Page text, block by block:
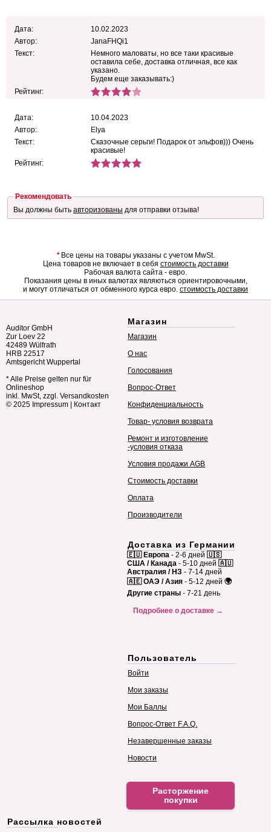
Дата:
10.02.2023
Автор:
JanaFHQi1
Текст:
Немного маловаты, но все таки красивые
оставила себе, доставка отличная, все как
указано.
Будем еще заказывать:)
Рейтинг:
Дата:
10.04.2023
Автор:
Elya
Текст:
Сказочные серьги! Подарок от эльфов))) Очень
красивые!
Рейтинг:
Рекомендовать
Вы должны быть авторизованы для отправки отзыва!
*Все цены на товары указаны с учетом MwSt.
Цена товаров не включает в себя стоимость доставки
Рабочая валюта сайта - евро.
Показания цены в иных валютах являються ориентировочными,
и могут отличаться от обменного курса евро. стоимость доставки
Auditor GmbH
Zur Loev 22
42489 Wülfrath
HRB 22517
Amtsgericht Wuppertal
* Alle Preise gelten nur für
Onlineshop
inkl. MwSt, zzgl. Versandkosten
© 2025 Impressum Контакт
Магазин
Магазин
О нас
Голосования
Вопрос-Ответ
Конфиденциальность
Товар- условия возврата
Ремонт и изготовление
-условия отказа
Условия продажи AGB
Стоимость доставки
Оплата
Производители
Доставка из Германии
🇪🇺 Европа - 2-6 дней 🇺🇸
США / Канада - 5-10 дней 🇦🇺
Австралия / НЗ - 7-14 дней
🇦🇪 ОАЭ / Азия - 5-12 дней 🌍
Другие страны - 7-21 день
Подробнее о доставке →
Пользователь
Войти
Мои заказы
Мои Баллы
Вопрос-Ответ F.A.Q.
Незавершенные заказы
Новости
Расторжение
покупки
Рассылка новостей